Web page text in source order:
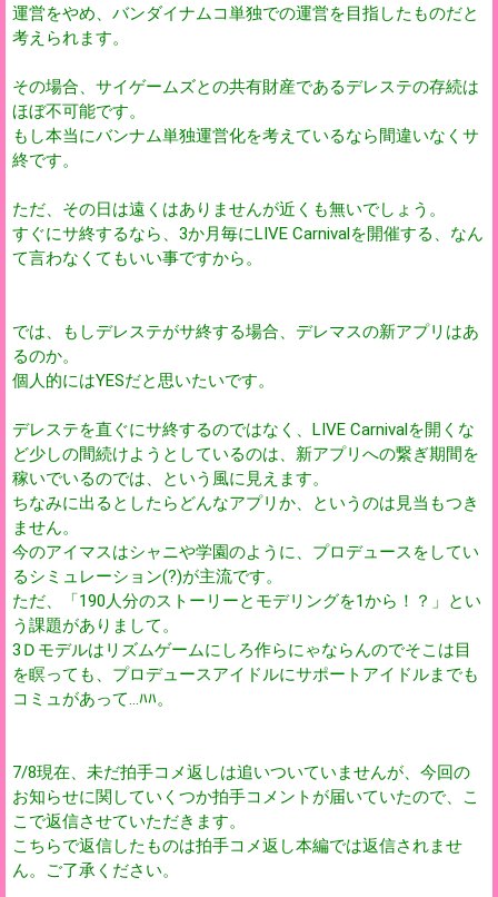
運営をやめ、バンダイナムコ単独での運営を目指したものだと
考えられます。
その場合、サイゲームズとの共有財産であるデレステの存続は
ほぼ不可能です。
もし本当にバンナム単独運営化を考えているなら間違いなくサ
終です。
ただ、その日は遠くはありませんが近くも無いでしょう。
すぐにサ終するなら、3か月毎にLIVE Carnivalを開催する、なん
て言わなくてもいい事ですから。
では、もしデレステがサ終する場合、デレマスの新アプリはあ
るのか。
個人的にはYESだと思いたいです。
デレステを直ぐにサ終するのではなく、LIVE Carnivalを開くな
ど少しの間続けようとしているのは、新アプリへの繋ぎ期間を
稼いでいるのでは、という風に見えます。
ちなみに出るとしたらどんなアプリか、というのは見当もつき
ません。
今のアイマスはシャニや学園のように、プロデュースをしてい
るシミュレーション(?)が主流です。
ただ、「190人分のストーリーとモデリングを1から！？」とい
う課題がありまして。
3Ｄモデルはリズムゲームにしろ作らにゃならんのでそこは目
を瞑っても、プロデュースアイドルにサポートアイドルまでも
コミュがあって…ﾊﾊ。
7/8現在、未だ拍手コメ返しは追いついていませんが、今回の
お知らせに関していくつか拍手コメントが届いていたので、こ
こで返信させていただきます。
こちらで返信したものは拍手コメ返し本編では返信されませ
ん。ご了承ください。